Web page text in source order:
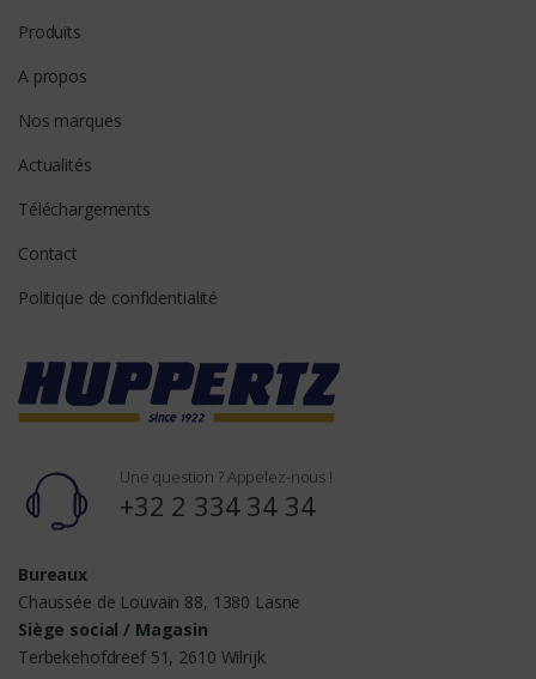
Produits
A propos
Nos marques
Actualités
Téléchargements
Contact
Politique de confidentialité
Une question ? Appelez-nous !
+32 2 334 34 34
Bureaux
Chaussée de Louvain 88, 1380 Lasne
Siège social / Magasin
Terbekehofdreef 51, 2610 Wilrijk